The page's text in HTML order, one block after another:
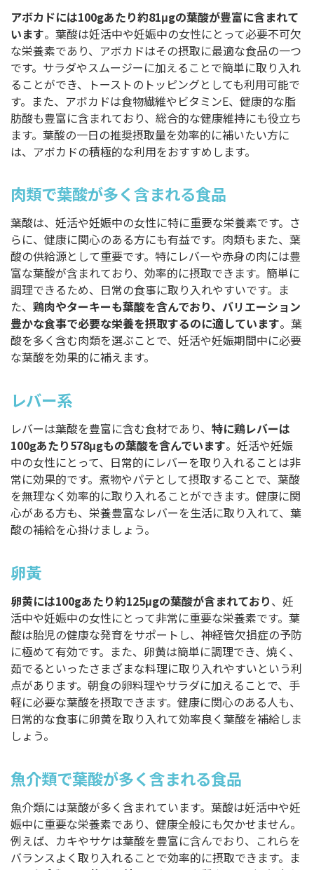
アボカドには100gあたり約81μgの葉酸が豊富に含まれて
います。葉酸は妊活中や妊娠中の女性にとって必要不可欠
な栄養素であり、アボカドはその摂取に最適な食品の一つ
です。サラダやスムージーに加えることで簡単に取り入れ
ることができ、トーストのトッピングとしても利用可能で
す。また、アボカドは食物繊維やビタミンE、健康的な脂
肪酸も豊富に含まれており、総合的な健康維持にも役立ち
ます。葉酸の一日の推奨摂取量を効率的に補いたい方に
は、アボカドの積極的な利用をおすすめします。
肉類で葉酸が多く含まれる食品
葉酸は、妊活や妊娠中の女性に特に重要な栄養素です。さ
らに、健康に関心のある方にも有益です。肉類もまた、葉
酸の供給源として重要です。特にレバーや赤身の肉には豊
富な葉酸が含まれており、効率的に摂取できます。簡単に
調理できるため、日常の食事に取り入れやすいです。ま
た、 鶏肉やターキーも葉酸を含んでおり、バリエーション
豊かな食事で必要な栄養を摂取するのに適しています。葉
酸を多く含む肉類を選ぶことで、妊活や妊娠期間中に必要
な葉酸を効果的に補えます。
レバー系
レバーは葉酸を豊富に含む食材であり、 特に鶏レバーは
100gあたり578μgもの葉酸を含んでいます。妊活や妊娠
中の女性にとって、日常的にレバーを取り入れることは非
常に効果的です。煮物やパテとして摂取することで、葉酸
を無理なく効率的に取り入れることができます。健康に関
心がある方も、栄養豊富なレバーを生活に取り入れて、葉
酸の補給を心掛けましょう。
卵黃
卵黄には100gあたり約125μgの葉酸が含まれており、妊
活中や妊娠中の女性にとって非常に重要な栄養素です。葉
酸は胎児の健康な発育をサポートし、神経管欠損症の予防
に極めて有効です。また、卵黄は簡単に調理でき、焼く、
茹でるといったさまざまな料理に取り入れやすいという利
点があります。朝食の卵料理やサラダに加えることで、手
軽に必要な葉酸を摂取できます。健康に関心のある人も、
日常的な食事に卵黄を取り入れて効率良く葉酸を補給しま
しょう。
魚介類で葉酸が多く含まれる食品
魚介類には葉酸が多く含まれています。葉酸は妊活中や妊
娠中に重要な栄養素であり、健康全般にも欠かせません。
例えば、カキやサケは葉酸を豊富に含んでおり、これらを
バランスよく取り入れることで効率的に摂取できます。ま